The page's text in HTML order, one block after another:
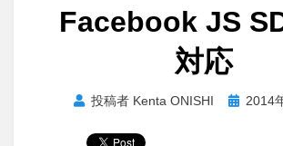
Facebook JS
対応
投稿者 Kenta ONISHI
投 2014